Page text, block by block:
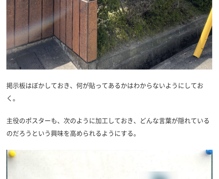
掲示板はぼかしておき、何が貼ってあるかはわからないようにしてお
く。
主役のポスターも、次のように加工しておき、どんな言葉が隠れている
のだろうという興味を高められるようにする。